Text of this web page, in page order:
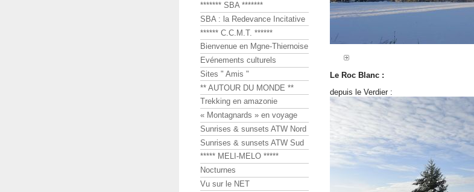
Le Roc Blanc :
depuis le Verdier :
******* SBA *******
SBA : la Redevance Incitative
****** C.C.M.T. ******
Bienvenue en Mgne-Thiernoise
Evénements culturels
Sites " Amis "
** AUTOUR DU MONDE **
Trekking en amazonie
« Montagnards » en voyage
Sunrises & sunsets ATW Nord
Sunrises & sunsets ATW Sud
***** MELI-MELO *****
Nocturnes
Vu sur le NET